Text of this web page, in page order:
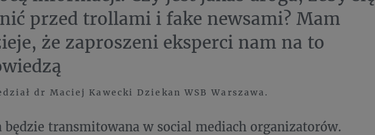
przed trollami i fake newsami? Mam
że zaproszeni eksperci nam na to
dr Maciej Kawecki Dziekan WSB Warszawa.
będzie transmitowana w social mediach organizatorów.